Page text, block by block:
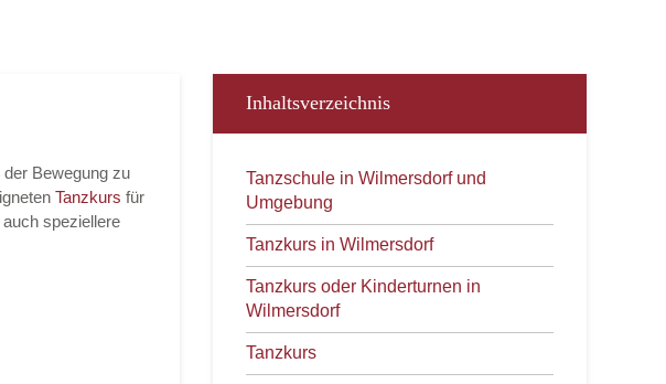
Bewegung zu
Tanzkurs für
speziellere
Inhaltsverzeichnis
Tanzschule in Wilmersdorf und
Umgebung
Tanzkurs in Wilmersdorf
Tanzkurs oder Kinderturnen in
Wilmersdorf
Tanzkurs